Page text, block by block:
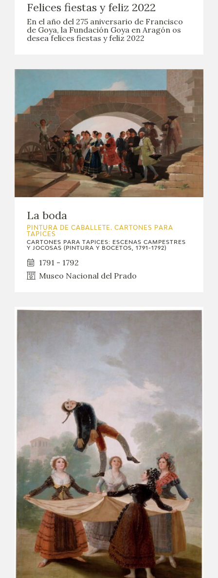
Felices fiestas y feliz 2022
En el año del 275 aniversario de Francisco
de Goya, la Fundación Goya en Aragón os
desea felices fiestas y feliz 2022
La boda
PINTURA DE CABALLETE. CARTONES PARA
TAPICES
CARTONES PARA TAPICES: ESCENAS CAMPESTRES
Y JOCOSAS (PINTURA Y BOCETOS, 1791-1792)
1791 - 1792
Museo Nacional del Prado